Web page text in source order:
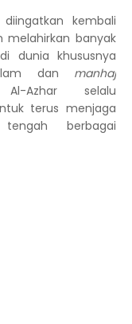
kembali
melahirkan banyak
dunia khususnya
dan manhaj
Azhar selalu
terus menjaga
berbagai